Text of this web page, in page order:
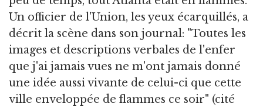
Un officier de l'Union, les yeux écarquillés, a
décrit la scène dans son journal: "Toutes les
images et descriptions verbales de l'enfer
que j'ai jamais vues ne m'ont jamais donné
une idée aussi vivante de celui-ci que cette
ville enveloppée de flammes ce soir" (cité